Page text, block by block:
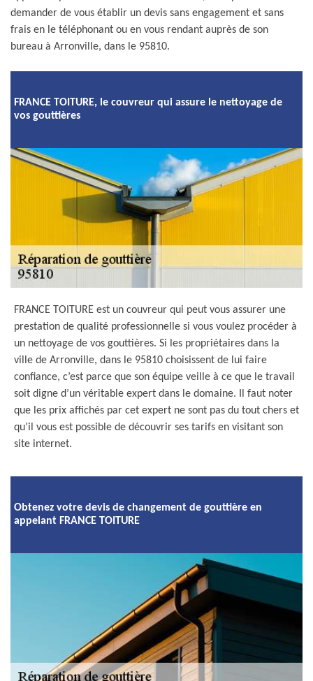
demander de vous établir un devis sans engagement et sans
frais en le téléphonant ou en vous rendant auprès de son
bureau à Arronville, dans le 95810.
FRANCE TOITURE, le couvreur qui assure le nettoyage de
vos gouttières
FRANCE TOITURE est un couvreur qui peut vous assurer une
prestation de qualité professionnelle si vous voulez procéder à
un nettoyage de vos gouttières. Si les propriétaires dans la
ville de Arronville, dans le 95810 choisissent de lui faire
confiance, c’est parce que son équipe veille à ce que le travail
soit digne d’un véritable expert dans le domaine. Il faut noter
que les prix affichés par cet expert ne sont pas du tout chers et
qu’il vous est possible de découvrir ses tarifs en visitant son
site internet.
Obtenez votre devis de changement de gouttière en
appelant FRANCE TOITURE